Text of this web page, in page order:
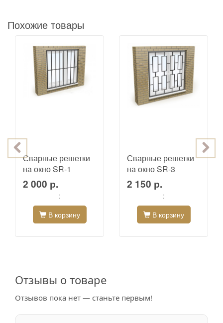
Похожие товары
Сварные решетки
на окно SR-1
2 000 р.
:
В корзину
Сварные решетки
на окно SR-3
2 150 р.
:
В корзину
Отзывы о товаре
Отзывов пока нет — станьте первым!